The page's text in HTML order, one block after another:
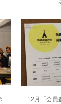
12月「会員